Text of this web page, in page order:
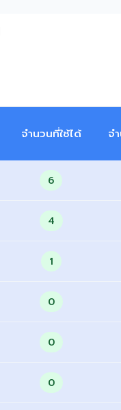
จำนวนที่ใช้ได้ จ
6
4
1
0
0
0